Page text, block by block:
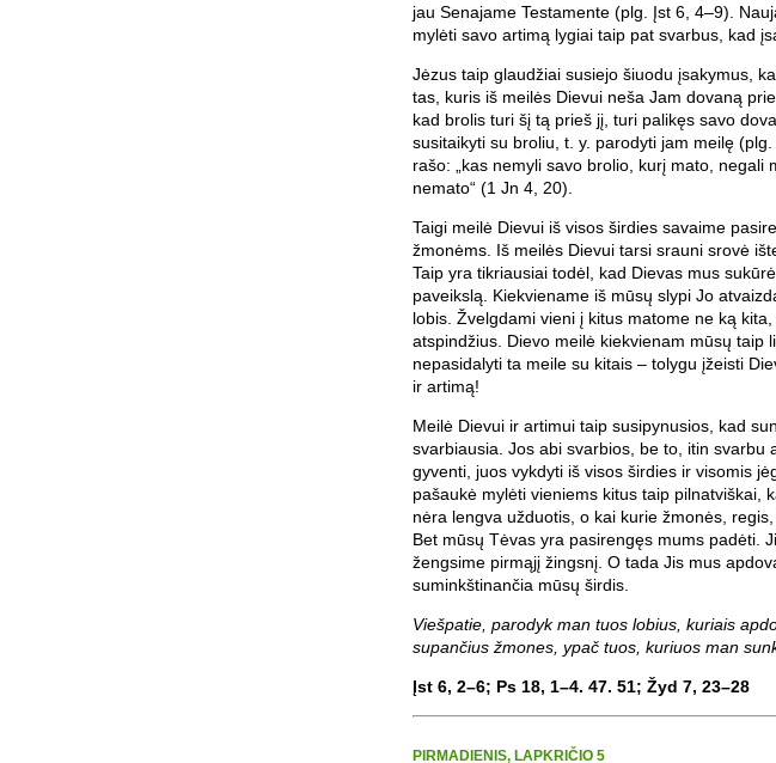
jau Senajame Testamente (plg. Įst 6, 4–9).
mylėti savo artimą lygiai taip pat svarbus, kad
Jėzus taip glaudžiai susiejo šiuodu įsakymus,
tas, kuris iš meilės Dievui neša Jam dovaną
kad brolis turi šį tą prieš jį, turi palikęs savo
susitaikyti su broliu, t. y. parodyti jam meilę
rašo: „kas nemyli savo brolio, kurį mato, negali
nemato“ (1 Jn 4, 20).
Taigi meilė Dievui iš visos širdies savaime
žmonėms. Iš meilės Dievui tarsi srauni srovė
Taip yra tikriausiai todėl, kad Dievas mus
paveikslą. Kiekviename iš mūsų slypi Jo
lobis. Žvelgdami vieni į kitus matome ne ką
atspindžius. Dievo meilė kiekvienam mūsų taip
nepasidalyti ta meile su kitais – tolygu įžeisti
ir artimą!
Meilė Dievui ir artimui taip susipynusios, kad
svarbiausia. Jos abi svarbios, be to, itin svarbu
gyventi, juos vykdyti iš visos širdies ir visomis
pašaukė mylėti vieniems kitus taip pilnatviškai,
nėra lengva užduotis, o kai kurie žmonės, regis,
Bet mūsų Tėvas yra pasirengęs mums padėti.
žengsime pirmąjį žingsnį. O tada Jis mus
suminkštinančia mūsų širdis.
Viešpatie, parodyk man tuos lobius, kuriais
supančius žmones, ypač tuos, kuriuos man
Įst 6, 2–6; Ps 18, 1–4. 47. 51; Žyd 7, 23–28
PIRMADIENIS, LAPKRIČIO 5